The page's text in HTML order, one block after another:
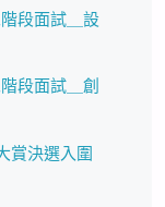
段面試＿設
段面試＿創
賞決選入圍